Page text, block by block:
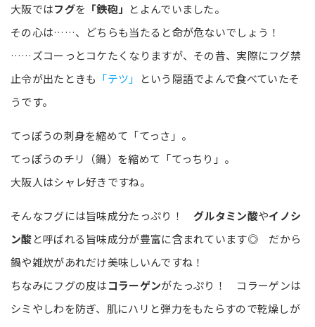
大阪ではフグを 「鉄砲」 とよんでいました。
その心は……、どちらも当たると命が危ないでしょう！
……ズコーっとコケたくなりますが、その昔、実際にフグ禁
止令が出たときも 「テツ」
という隠語でよんで食べていたそ
うです。
てっぽうの刺身を縮めて「てっさ」。
てっぽうのチリ（鍋）を縮めて「てっちり」。
大阪人はシャレ好きですね。
そんなフグには旨味成分たっぷり！グルタミン酸やイノシ
ン酸と呼ばれる旨味成分が豊富に含まれています◎ だから
鍋や雑炊があれだけ美味しいんですね！
ちなみにフグの皮はコラーゲンがたっぷり！ コラーゲンは
シミやしわを防ぎ、肌にハリと弾力をもたらすので乾燥しが